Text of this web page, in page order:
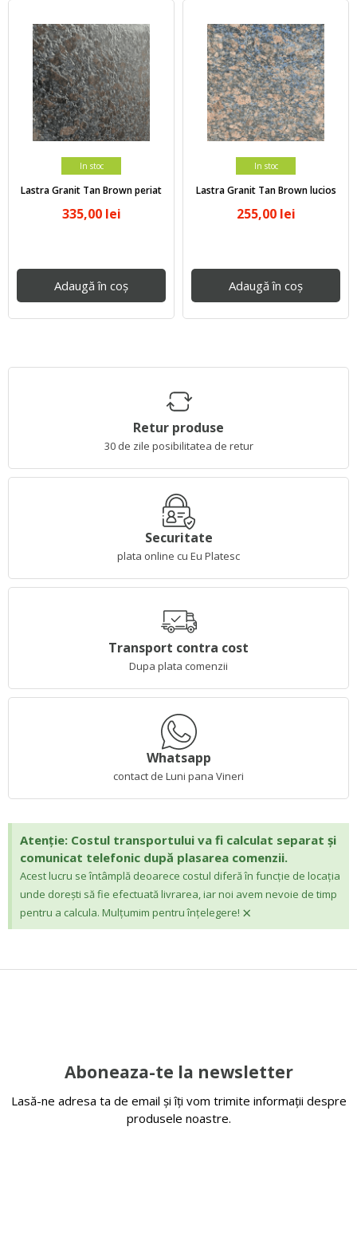
In stoc
Lastra Granit Tan Brown periat
335,00 lei
Adaugă în coș
In stoc
Lastra Granit Tan Brown lucios
255,00 lei
Adaugă în coș
Retur produse
30 de zile posibilitatea de retur
Securitate
plata online cu Eu Platesc
Transport contra cost
Dupa plata comenzii
Whatsapp
contact de Luni pana Vineri
Atenție: Costul transportului va fi calculat separat și
comunicat telefonic după plasarea comenzii.
Acest lucru se întâmplă deoarece costul diferă în funcție de locația
unde dorești să fie efectuată livrarea, iar noi avem nevoie de timp
pentru a calcula. Mulțumim pentru înțelegere! ×
Aboneaza-te la newsletter
Lasă-ne adresa ta de email și îți vom trimite informații despre
produsele noastre.